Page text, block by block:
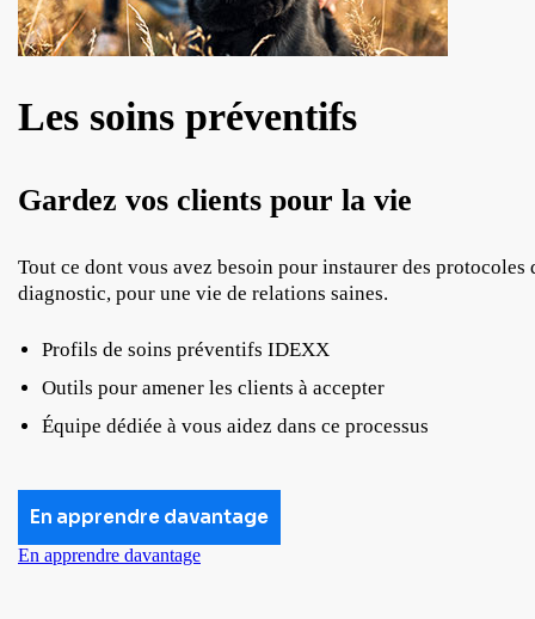
Les soins préventifs
Gardez vos clients pour la vie
Tout ce dont vous avez besoin pour instaurer des protocoles
diagnostic, pour une vie de relations saines.
Profils de soins préventifs IDEXX
Outils pour amener les clients à accepter
Équipe dédiée à vous aidez dans ce processus
En apprendre davantage
En apprendre davantage